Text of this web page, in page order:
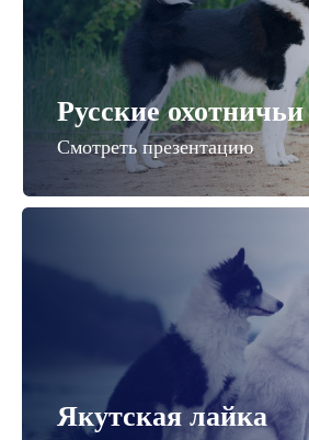
Русские
Смотреть презентацию
Якутская лайка